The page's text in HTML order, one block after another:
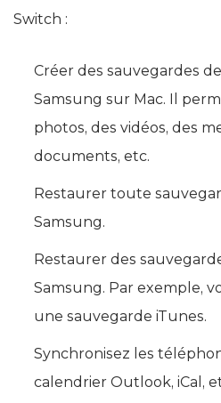
Switch :
Créer des sauvegardes
Samsung sur Mac. Il
photos, des vidéos, des
documents, etc.
Restaurer toute
Samsung.
Restaurer des
Samsung. Par exemple,
une sauvegarde iTunes.
Synchronisez les
calendrier Outlook, iCal,